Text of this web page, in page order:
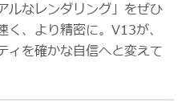
ルなレンダリング」をぜひ
、より精密に。V13が、
ィを確かな自信へと変えて